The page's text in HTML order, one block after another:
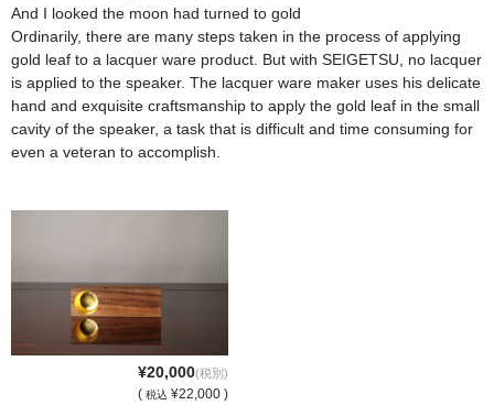
Woodreeとは
Woodree
お問い合せ
And I looked the moon had turned to gold
Ordinarily, there are many steps taken in the process of applying
gold leaf to a lacquer ware product. But with SEIGETSU, no lacquer
is applied to the speaker. The lacquer ware maker uses his delicate
hand and exquisite craftsmanship to apply the gold leaf in the small
cavity of the speaker, a task that is difficult and time consuming for
even a veteran to accomplish.
¥20,000(税別)
( 税込 ¥22,000 )